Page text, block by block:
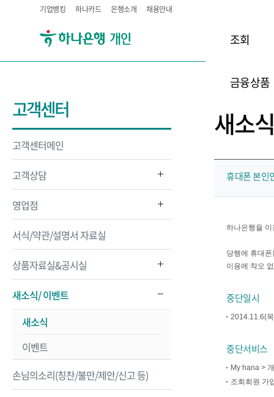
기업뱅킹 하나카드 은행소개 채용안내
조회
금융상품
고객센터
고객센터메인
고객상담
영업점
서식/약관/설명서 자료실
상품자료실&공시실
새소식/ 이벤트
새소식
이벤트
손님의소리(칭찬/불만/제안/신고 등)
새소식
휴대폰 본인
하나은행을
당행에 휴대
이용에 착오
중단일시
2014.11.6(
중단서비스
My hana >
조회회원 가